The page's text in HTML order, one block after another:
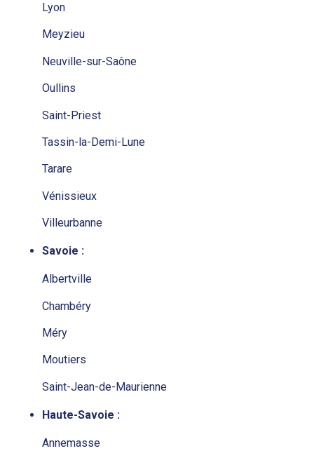
Lyon
Meyzieu
Neuville-sur-Saône
Oullins
Saint-Priest
Tassin-la-Demi-Lune
Tarare
Vénissieux
Villeurbanne
Savoie :
Albertville
Chambéry
Méry
Moutiers
Saint-Jean-de-Maurienne
Haute-Savoie :
Annemasse